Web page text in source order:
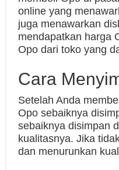
online yang
juga menawarkan
mendapatkan harga
Opo dari toko yang
Cara
Setelah Anda
Opo sebaiknya
sebaiknya disimpan
kualitasnya. Jika
dan menurunkan